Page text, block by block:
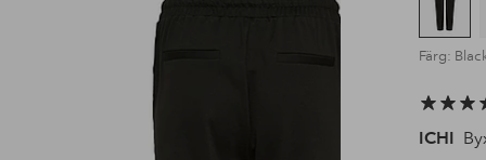
Färg:
ICHI